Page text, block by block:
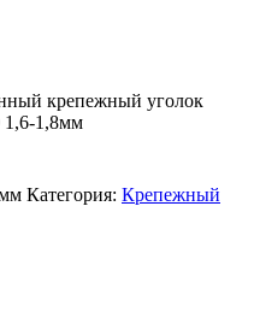
крепежный уголок
1,6-1,8мм
Категория: Крепежный